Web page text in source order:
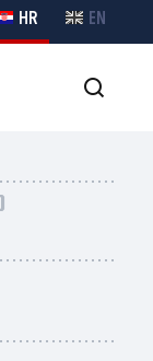
HR EN